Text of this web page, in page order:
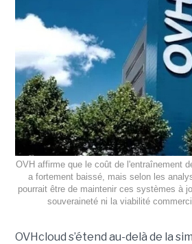
OVH affirme que le coût de l'entraînement
a fortement baissé, mais selon les
pourrait être de maintenir ces systèmes à
souveraineté ni la viabilité
OVHcloud s’étend au-delà de la